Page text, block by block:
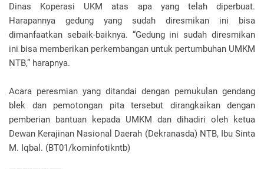
Dinas Koperasi UKM atas apa yang telah diperbuat.
Harapannya gedung yang sudah diresmikan ini bisa
dimanfaatkan sebaik-baiknya. “Gedung ini sudah diresmikan
ini bisa memberikan perkembangan untuk pertumbuhan UMKM
NTB,” harapnya.
Acara peresmian yang ditandai dengan pemukulan gendang
blek dan pemotongan pita tersebut dirangkaikan dengan
pemberian bantuan kepada UMKM dan dihadiri oleh ketua
Dewan Kerajinan Nasional Daerah (Dekranasda) NTB, Ibu Sinta
M. Iqbal. (BT01/kominfotikntb)